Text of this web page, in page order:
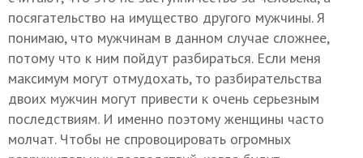
посягательство на имущество другого мужчины. Я
понимаю, что мужчинам в данном случае сложнее,
потому что к ним пойдут разбираться. Если меня
максимум могут отмудохать, то разбирательства
двоих мужчин могут привести к очень серьезным
последствиям. И именно поэтому женщины часто
молчат. Чтобы не спровоцировать огромных